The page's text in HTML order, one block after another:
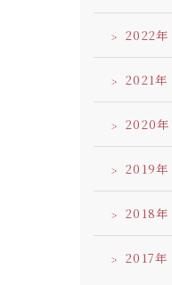
2022
2021
2020
2019
2018
2017